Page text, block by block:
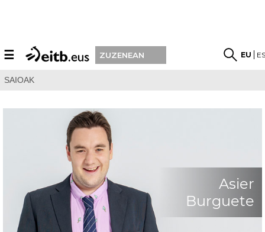
☰ ZUZENEAN EU
SAIOAK
Asier
Burguete